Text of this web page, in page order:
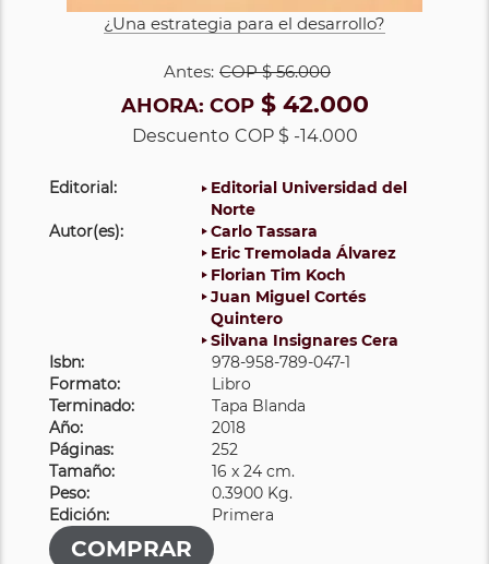
¿Una estrategia para el desarrollo?
Antes: COP$ 56.000
AHORA: COP$ 42.000
Descuento COP $ -14.000
Editorial:
Editorial Universidad del
Norte
Autor(es):
Carlo Tassara
Eric Tremolada Álvarez
Florian Tim Koch
Juan Miguel Cortés
Quintero
Silvana Insignares Cera
Isbn:
978-958-789-047-1
Formato:
Libro
Terminado:
Tapa Blanda
Año:
2018
Páginas:
252
Tamaño:
16 x 24 cm.
Peso:
0.3900 Kg.
Edición:
Primera